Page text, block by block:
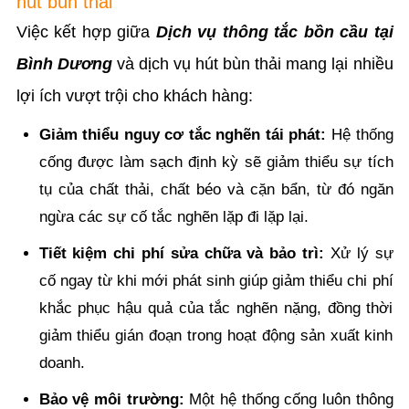
Việc kết hợp giữa Dịch vụ thông tắc bồn cầu tại
Bình Dươngvà dịch vụ hút bùn thải mang lại nhiều
lợi ích vượt trội cho khách hàng:
Giảm thiểu nguy cơ tắc nghẽn tái phát: Hệ thống
cống được làm sạch định kỳ sẽ giảm thiểu sự tích
tụ của chất thải, chất béo và cặn bẩn, từ đó ngăn
ngừa các sự cố tắc nghẽn lặp đi lặp lại.
Tiết kiệm chi phí sửa chữa và bảo trì: Xử lý sự
cố ngay từ khi mới phát sinh giúp giảm thiểu chi phí
khắc phục hậu quả của tắc nghẽn nặng, đồng thời
giảm thiểu gián đoạn trong hoạt động sản xuất kinh
doanh.
Bảo vệ môi trường: Một hệ thống cống luôn thông